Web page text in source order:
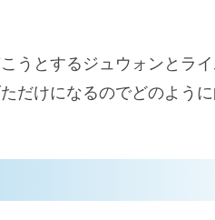
うとするジュウォンとラ
だけになるのでどのように